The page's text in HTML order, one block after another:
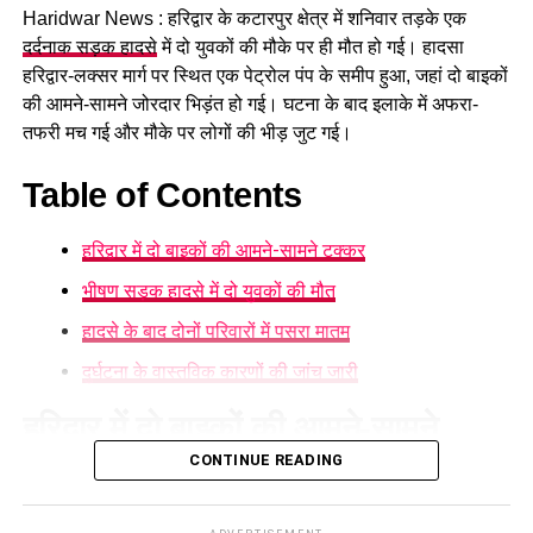
मुख्यमंत्री ने कांवड़ मेले को सफल बनाने में जुटे सफाईकर्मियों और
पुलिसकर्मियों का भी सम्मान किया। उन्होंने कर्मचारियों को माला पहनाकर
और शॉल ओढ़ाकर उनकी सेवाओं के लिए उनका उत्साह बढ़ाया।
की प्राथमिकता
Haridwar News : हरिद्वार के कटारपुर क्षेत्र में शनिवार तड़के एक
दर्दनाक सड़क हादसेमें दो युवकों की मौके पर ही मौत हो गई। हादसा
हरिद्वार-लक्सर मार्ग पर स्थित एक पेट्रोल पंप के समीप हुआ, जहां दो बाइकों
की आमने-सामने जोरदार भिड़ंत हो गई। घटना के बाद इलाके में अफरा-
तफरी मच गई और मौके पर लोगों की भीड़ जुट गई।
Table of Contents
हरिद्वार में दो बाइकों की आमने-सामने टक्कर
भीषण सड़क हादसे में दो युवकों की मौत
हादसे के बाद दोनों परिवारों में पसरा मातम
दुर्घटना के वास्तविक कारणों की जांच जारी
टक्कर
में बादशाहपुर निवासी 28 वर्षीय सौरभ और पथरी क्षेत्र के पुरुषोत्तम
CONTINUE READING